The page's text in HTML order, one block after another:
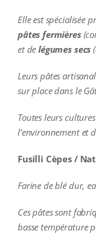
Elle est spécialisée
pâtes fermières
et delégumes secs
Leurs pâtes
sur place dans le
Toutes leurs
l’environnement et
Fusilli Cèpes /
Farine de blé dur,
Ces pâtes sont
basse température